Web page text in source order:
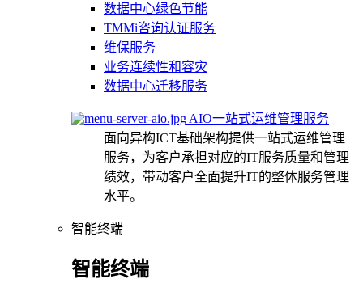
数据中心绿色节能
TMMi咨询认证服务
维保服务
业务连续性和容灾
数据中心迁移服务
AIO一站式运维管理服务
面向异构ICT基础架构提供一站式运维管理
服务，为客户承担对应的IT服务质量和管理
绩效，带动客户全面提升IT的整体服务管理
水平。
智能终端
智能终端